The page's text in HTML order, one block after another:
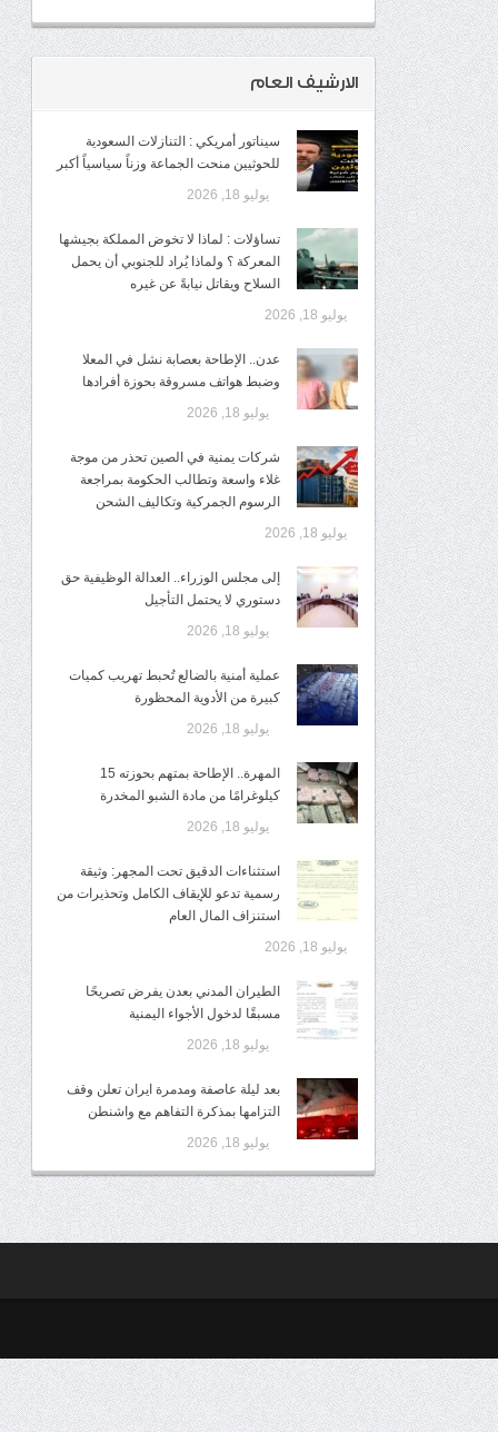
الارشيف العام
سيناتور أمريكي : التنازلات السعودية
للحوثيين منحت الجماعة وزناً سياسياً أكبر
يوليو 18, 2026
تساؤلات : لماذا لا تخوض المملكة بجيشها
المعركة ؟ ولماذا يُراد للجنوبي أن يحمل
السلاح ويقاتل نيابةً عن غيره
يوليو 18, 2026
عدن.. الإطاحة بعصابة نشل في المعلا
وضبط هواتف مسروقة بحوزة أفرادها
يوليو 18, 2026
شركات يمنية في الصين تحذر من موجة
غلاء واسعة وتطالب الحكومة بمراجعة
الرسوم الجمركية وتكاليف الشحن
يوليو 18, 2026
إلى مجلس الوزراء.. العدالة الوظيفية حق
دستوري لا يحتمل التأجيل
يوليو 18, 2026
عملية أمنية بالضالع تُحبط تهريب كميات
كبيرة من الأدوية المحظورة
يوليو 18, 2026
المهرة.. الإطاحة بمتهم بحوزته 15
كيلوغرامًا من مادة الشبو المخدرة
يوليو 18, 2026
استثناءات الدقيق تحت المجهر: وثيقة
رسمية تدعو للإيقاف الكامل وتحذيرات من
استنزاف المال العام
يوليو 18, 2026
الطيران المدني بعدن يفرض تصريحًا
مسبقًا لدخول الأجواء اليمنية
يوليو 18, 2026
بعد ليلة عاصفة ومدمرة ايران تعلن وقف
التزامها بمذكرة التفاهم مع واشنطن
يوليو 18, 2026